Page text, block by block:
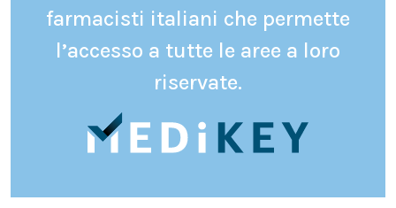
farmacisti italiani che permette
l’accesso a tutte le aree a loro
riservate.